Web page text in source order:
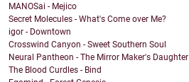
MANOSai - Mejico
Secret Molecules - What's Come over Me?
igor - Downtown
Crosswind Canyon - Sweet Southern Soul
Neural Pantheon - The Mirror Maker's Daughter
The Blood Curdles - Bind